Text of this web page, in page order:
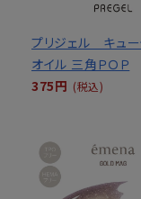
プリジェル キュー
オイル 三角ＰＯＰ
375円 (税込)